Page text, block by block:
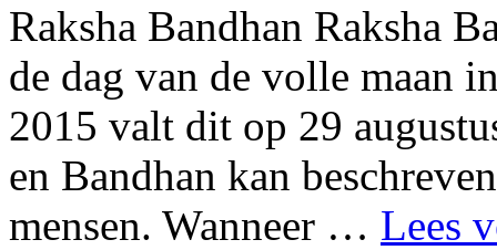
Raksha Bandhan Raksha
de dag van de volle maan
2015 valt dit op 29
en Bandhan kan
mensen. Wanneer … Lees